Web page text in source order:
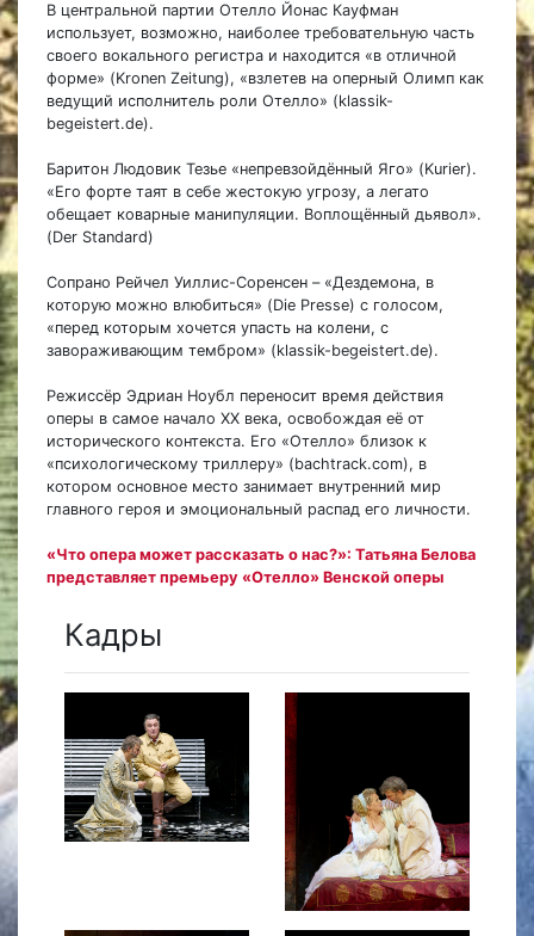
В центральной партии Отелло Йонас Кауфман
использует, возможно, наиболее требовательную часть
своего вокального регистра и находится «в отличной
форме» (Kronen Zeitung), «взлетев на оперный Олимп как
ведущий исполнитель роли Отелло» (klassik-
begeistert.de).
Баритон Людовик Тезье «непревзойдённый Яго» (Kurier).
«Его форте таят в себе жестокую угрозу, а легато
обещает коварные манипуляции. Воплощённый дьявол».
(Der Standard)
Сопрано Рейчел Уиллис-Соренсен – «Дездемона, в
которую можно влюбиться» (Die Presse) с голосом,
«перед которым хочется упасть на колени, с
завораживающим тембром» (klassik-begeistert.de).
Режиссёр Эдриан Ноубл переносит время действия
оперы в самое начало XX века, освобождая её от
исторического контекста. Его «Отелло» близок к
«психологическому триллеру» (bachtrack.com), в
котором основное место занимает внутренний мир
главного героя и эмоциональный распад его личности.
«Что опера может рассказать о нас?»: Татьяна Белова
представляет премьеру «Отелло» Венской оперы
Кадры